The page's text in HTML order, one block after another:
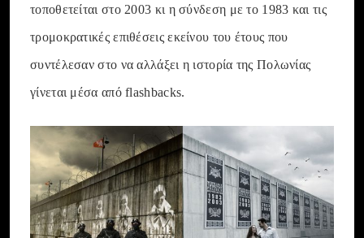
τοποθετείται στο 2003 κι η σύνδεση με το 1983 και τις
τρομοκρατικές επιθέσεις εκείνου του έτους που
συντέλεσαν στο να αλλάξει η ιστορία της Πολωνίας
γίνεται μέσα από flashbacks.